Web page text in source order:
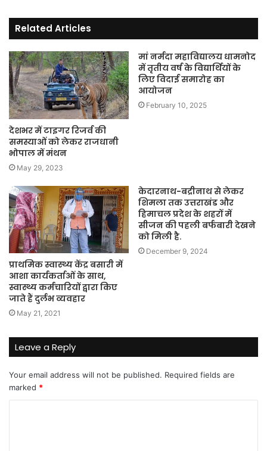
Related Articles
देशभर में टाइगर रिजर्व की
समस्याओं को लेकर राजधानी
भोपाल में मंथन
May 29, 2023
मां नर्मदा महाविद्यालय धामनोद
में तृतीय वर्ष के विद्यार्थियों के
लिए विदाई समारोह का
आयोजन
February 10, 2025
प्राथमिक स्वास्थ्य केंद्र बसारी में
आशा कार्यकर्ताओं के साथ,
स्वास्थ्य कर्मचारियों द्वारा किए
जाते हैं दुर्लभ व्यवहार
May 21, 2021
केदारनाथ-बद्रीनाथ से लेकर
शिमला तक उत्तराखंड और
हिमाचल प्रदेश के शहरों में
सीजन की पहली बर्फबारी देखने
को मिली है.
December 9, 2024
Leave a Reply
Your email address will not be published. Required fields are
marked *